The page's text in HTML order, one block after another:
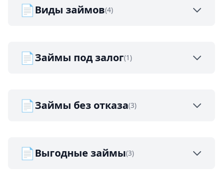
📄Виды займов(4)
📄Займы под залог(1)
📄Займы без отказа(3)
📄Выгодные займы(3)